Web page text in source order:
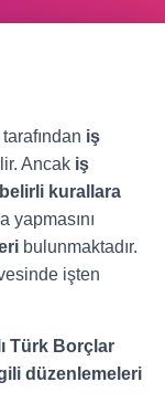
iş
Ancak iş
kurallara
yapmasını
bulunmaktadır.
işten
Türk Borçlar
düzenlemeleri